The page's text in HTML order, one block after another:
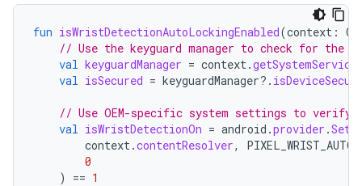
fun isWristDetectionAutoLockingEnabled(context :
// Use the keyguard manager to check for the
val keyguardManager = context.
val isSecured = keyguardManager?.
// Use OEM-specific system settings to verify
val isWristDetectionOn = android .provider .
context.contentResolver,
0
)
== 1